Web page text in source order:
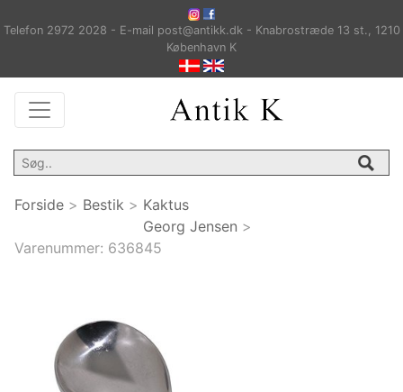
Telefon 2972 2028 - E-mail post@antikk.dk - Knabrostræde 13 st., 1210
København K
Forside > Bestik > Kaktus
Georg Jensen >
Varenummer: 636845